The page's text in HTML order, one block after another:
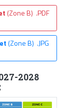
(Zone B) .PDF
(Zone B) .JPG
2028